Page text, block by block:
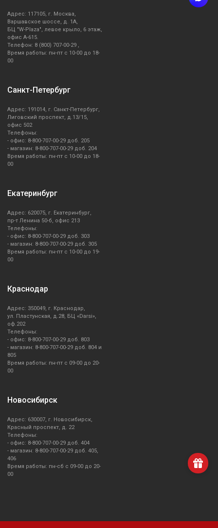
Адрес: 117105, г. Москва,
Варшавское шоссе, д. 1А,
БЦ "W-Plaza", левое крыло, 6 этаж,
офис А-615.
Телефон: 8 (800) 707-00-29 ,
Время работы: пн-пт с 10-00 до 18-
00
Санкт-Петербург
Адрес: 191014, г. Санкт-Петербург,
Лиговский проспект, д.13/15,
офис 502
Телефоны:
- офис: 8-800-707-00-29 доб. 205
- магазин: 8-800-707-00-29 доб. 204
Время работы: пн-пт с 10-00 до 18-
00
Екатеринбург
Адрес: 620075, г. Екатеринбург,
пр-т Ленина 50-б, офис 213
Телефоны:
- офис: 8-800-707-00-29 доб. 303
- магазин: 8-800-707-00-29 доб. 305
Время работы: пн-пт с 10-00 до 19-
00
Краснодар
Адрес: 350049, г. Краснодар,
ул. Пластунская, д.28, БЦ «Darsi»,
оф.202
Телефоны:
- офис: 8-800-707-00-29 доб. 803
- магазин: 8-800-707-00-29 доб. 804 и
805
Время работы: пн-пт с 09-00 до 20-
00
Новосибирск
Адрес: 630007, г. Новосибирск,
Красный проспект, д. 22
Телефоны:
- офис: 8-800-707-00-29 доб. 404
- магазин: 8-800-707-00-29 доб. 405,
406
Время работы: пн-сб с 09-00 до 20-
00